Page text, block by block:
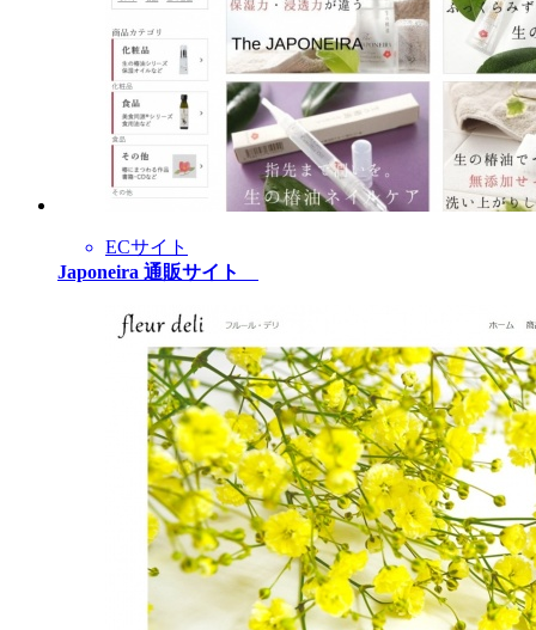
ECサイト
Japoneira 通販サイト